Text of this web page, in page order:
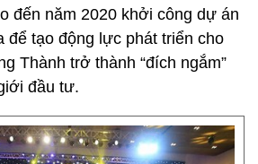
đến năm 2020 khởi công dự án
để tạo động lực phát triển cho
Thành trở thành “đích ngắm”
đầu tư.